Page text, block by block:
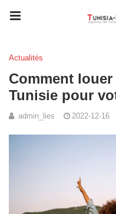
Actualités
Comment
Tunisie pour
admin_lies 2022-12-16